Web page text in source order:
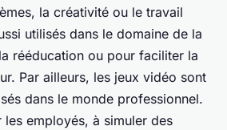
la créativité ou le travail
utilisés dans le domaine de la
rééducation ou pour faciliter la
Par ailleurs, les jeux vidéo sont
dans le monde professionnel.
les employés, à simuler des